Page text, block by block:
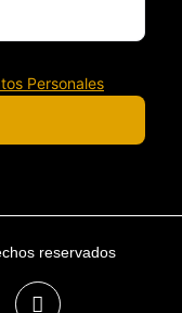
Personales
reservados